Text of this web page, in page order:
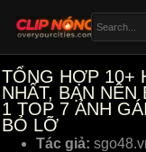
TỔNG HỢP 10+
NHẤT, BẠN NÊN
1 TOP 7 ẢNH
BỎ LỠ
Tác giả: